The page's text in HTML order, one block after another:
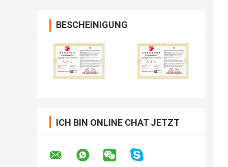
BESCHEINIGUNG
ICH BIN ONLINE CHAT JETZT